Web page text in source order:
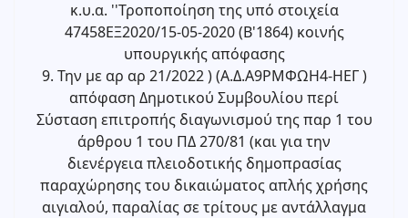
κ.υ.α. ''Τροποποίηση της υπό στοιχεία
47458ΕΞ2020/15-05-2020 (Β'1864) κοινής
υπουργικής απόφασης
9. Την με αρ αρ 21/2022 ) (Α.Δ.Α9ΡΜΦΩΗ4-ΗΕΓ )
απόφαση Δημοτικού Συμβουλίου περί
Σύσταση επιτροπής διαγωνισμού της παρ 1 του
άρθρου 1 του ΠΔ 270/81 (και για την
διενέργεια πλειοδοτικής δημοπρασίας
παραχώρησης του δικαιώματος απλής χρήσης
αιγιαλού, παραλίας σε τρίτους με αντάλλαγμα